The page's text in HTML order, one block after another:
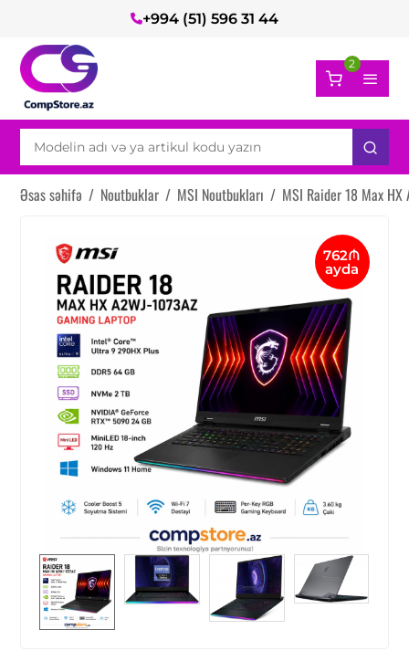
+994 (51) 596 31 44
2
Əsas səhifə / Noutbuklar / MSI Noutbukları / MSI Raider 18 Max
762₼
ayda